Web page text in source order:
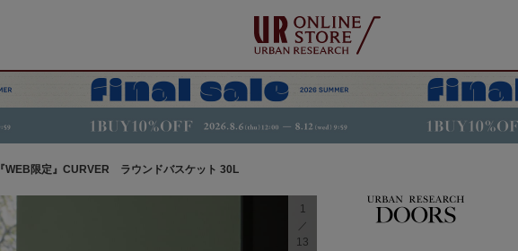
『WEB限定』CURVER ラウンドバスケット 30L
1
13